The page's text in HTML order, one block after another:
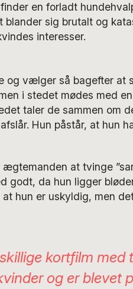
en forladt
sig brutalt og
interesser.
og vælger så bagefter at
i stedet mødes med
taler de sammen om
Hun påstår, at hun
at tvinge
godt, da hun ligger
hun er uskyldig, men
kortfilm med
og er blevet